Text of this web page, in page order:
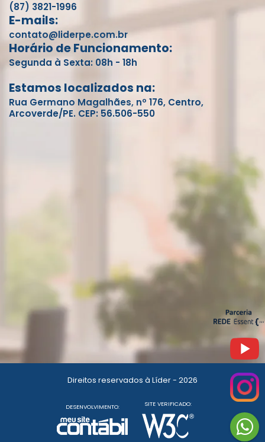
(87) 3821-1996
E-mails:
contato@liderpe.com.br
Horário de Funcionamento:
Segunda à Sexta: 08h - 18h
Estamos localizados na:
Rua Germano Magalhães, nº 176, Centro,
Arcoverde/PE. CEP: 56.506-550
Direitos reservados à Líder - 2026
DESENVOLVIMENTO: SITE VERIFICADO: